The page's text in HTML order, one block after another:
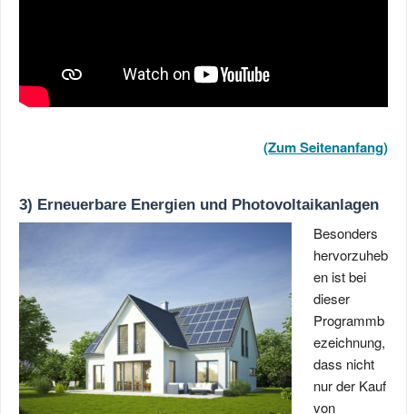
(Zum Seitenanfang)
3) Erneuerbare Energien und Photovoltaikanlagen
Besonders
hervorzuheb
en ist bei
dieser
Programmb
ezeichnung,
dass nicht
nur der Kauf
von